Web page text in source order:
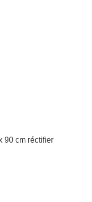
90 cm réctifier